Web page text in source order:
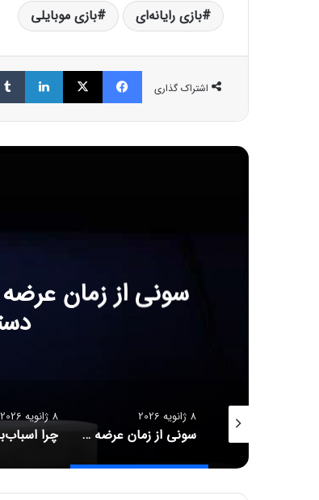
بازی رایانه‌ای بازی موبایلی
اشتراک گذاری
فیسبوک ایکس لینکداین
8 ژانویه 2026
سونی از زمان عرضه پلی‌استیشن ۵ تعداد ۸۴.۲ میلیون دستگاه فروخته است
8 ژانویه 2026